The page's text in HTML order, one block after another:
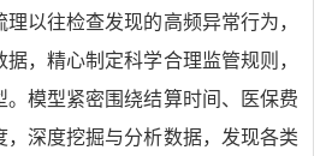
以往检查发现的高频异常行为，
，精心制定科学合理监管规则，
模型紧密围绕结算时间、医保费
，深度挖掘与分析数据，发现各类